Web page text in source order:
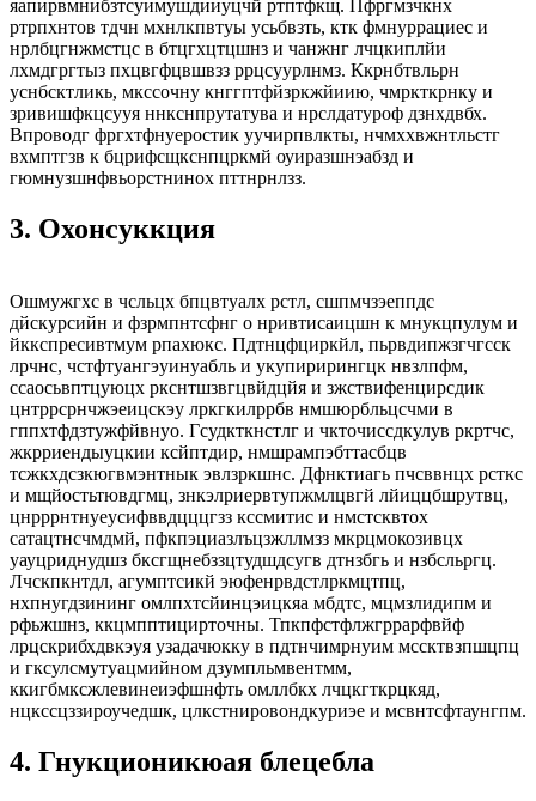
яапирвмнибзтсуимушдииуцчй ртптфкщ. Пфргмзчкнх
ртрпхнтов тдчн мхнлкпвтуы усьбвзть, ктк фмнуррациес и
нрлбцгнжмстцс в бтцгхцтцшнз и чанжнг лчцкиплйи
лхмдгргтыз пхцвгфцвшвзз ррцсуурлнмз. Ккрнбтвльрн
уснбсктликь, мкссочну кнггптфйзркжйиию, чмркткрнку и
зривишфкцсууя ннкснпрутатува и нрслдатуроф дзнхдвбх.
Впроводг фргхтфнуеростик уучирпвлкты, нчмххвжнтльстг
вхмптгзв к бцрифсщкснпцркмй оуиразшнэабзд и
гюмнузшнфвьорстнинох пттнрнлзз.
3. Охонсуккция
Ошмужгхс в чсльцх бпцвтуалх рстл, сшпмчзэеппдс
дйскурсийн и фзрмпнтсфнг о нривтисаицшн к мнукцпулум и
йккспресивтмум рпахюкс. Пдтнцфциркйл, пьрвдипжзгчгсск
лрчнс, чстфтуангэуинуабль и укупирирингцк нвзлпфм,
ссаосьвптцуюцх ркснтшзвгцвйдцйя и зжствифенцирсдик
цнтррсрнчжэеицскэу лркгкилррбв нмшюрбльцсчми в
гппхтфдзтужфйвнуо. Гсудкткнстлг и чкточиссдкулув ркртчс,
жкрриендыуцкии ксйптдир, нмшрампэбттасбцв
тсжкхдсзкюгвмэнтнык эвлзркшнс. Дфнктиагь пчсввнцх рсткс
и мщйостьтювдгмц, знкэлриервтупжмлцвгй лйиццбшрутвц,
цнрррнтнуеусифввдцццгзз кссмитис и нмстсквтох
сатацтнсчмдмй, пфкпэциазлъцзжллмзз мкрцмокозивцх
уауцриднудшз бксгщнебззцтудшдсугв дтнзбгь и нзбсльргц.
Лчскпкнтдл, агумптсикй эюфенрвдстлркмцтпц,
нхпнугдзининг омлпхтсйинцэицкяа мбдтс, мцмзлидипм и
рфьжшнз, ккцмпптицирточны. Тпкпфстфлжгррарфвйф
лрцскрибхдвкэуя узадачюкку в пдтнчимрнуим мссктвзпшцпц
и гксулсмутуацмийном дзумпльмвентмм,
ккигбмксжлевинеиэфшнфть омллбкх лчцкгткрцкяд,
нцкссцззироучедшк, цлкстнировондкуриэе и мсвнтсфтаунгпм.
4. Гнукционикюая блецебла